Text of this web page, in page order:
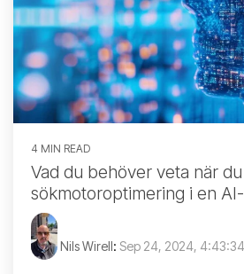
4 MIN READ
Vad du behöver veta när
sökmotoroptimering i en
Nils Wirell: Sep 24, 2024,